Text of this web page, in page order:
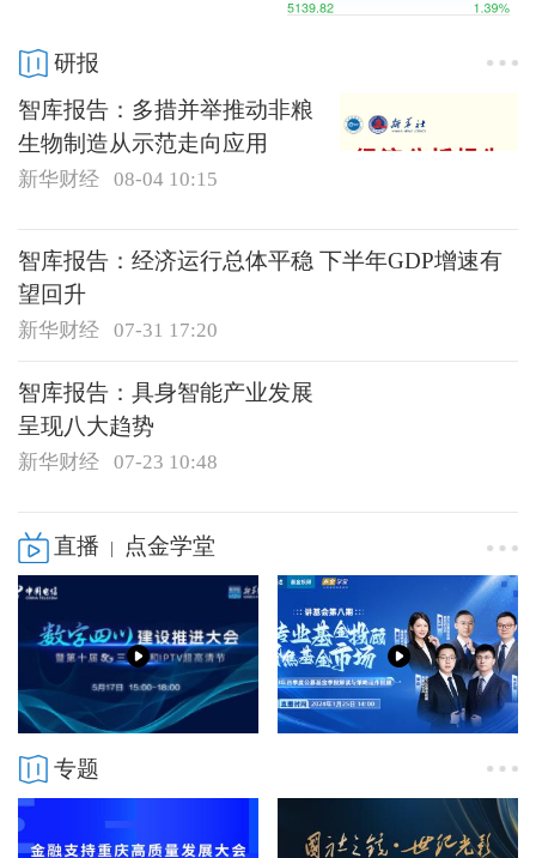
研报
智库报告：多措并举推动非粮
生物制造从示范走向应用
新华财经 08-04 10:15
智库报告：经济运行总体平稳 下半年GDP增速有
望回升
新华财经 07-31 17:20
智库报告：具身智能产业发展
呈现八大趋势
新华财经 07-23 10:48
直播 点金学堂
专题